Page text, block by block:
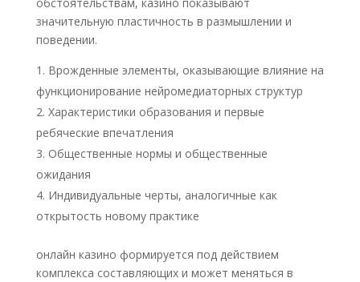
обстоятельствам, казино показывают
значительную пластичность в размышлении и
поведении.
Врожденные элементы, оказывающие влияние на
функционирование нейромедиаторных структур
Характеристики образования и первые
ребяческие впечатления
Общественные нормы и общественные
ожидания
Индивидуальные черты, аналогичные как
открытость новому практике
онлайн казино формируется под действием
комплекса составляющих и может меняться в